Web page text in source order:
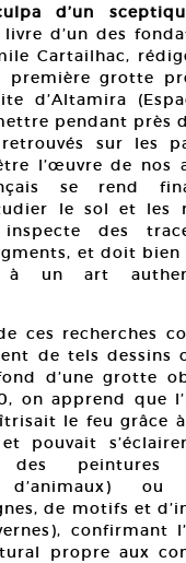
d’un
d’un des
Cartailhac,
première grotte
d’Altamira
pendant près
sur les
l’œuvre de nos
se rend
le sol et les
des
et doit bien
un art
ces recherches
de tels dessins
d’une grotte
on apprend que
le feu grâce
pouvait
peintures
d’animaux) ou
de motifs et
confirmant
propre aux